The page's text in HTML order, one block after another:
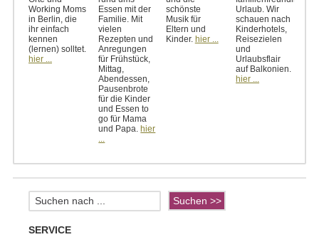
Working Moms
in Berlin, die
ihr einfach
kennen
(lernen) solltet.
hier ...
Essen mit der
Familie. Mit
vielen
Rezepten und
Anregungen
für Frühstück,
Mittag,
Abendessen,
Pausenbrote
für die Kinder
und Essen to
go für Mama
und Papa. hier
...
schönste
Musik für
Eltern und
Kinder. hier ...
Urlaub. Wir
schauen nach
Kinderhotels,
Reisezielen
und
Urlaubsflair
auf Balkonien.
hier ...
SERVICE